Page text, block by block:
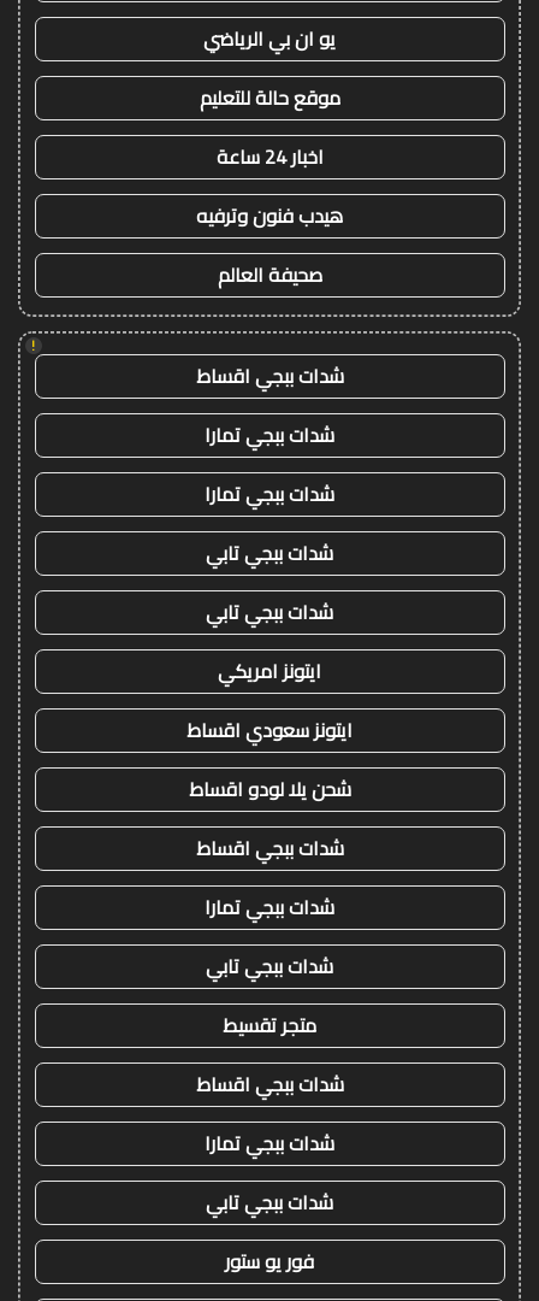
يو ان بي الرياضي
موقع حالة للتعليم
اخبار 24 ساعة
هيدب فنون وترفيه
صحيفة العالم
!
شدات ببجي اقساط
شدات ببجي تمارا
شدات ببجي تمارا
شدات ببجي تابي
شدات ببجي تابي
ايتونز امريكي
ايتونز سعودي اقساط
شحن يلا لودو اقساط
شدات ببجي اقساط
شدات ببجي تمارا
شدات ببجي تابي
متجر تقسيط
شدات ببجي اقساط
شدات ببجي تمارا
شدات ببجي تابي
فور يو ستور